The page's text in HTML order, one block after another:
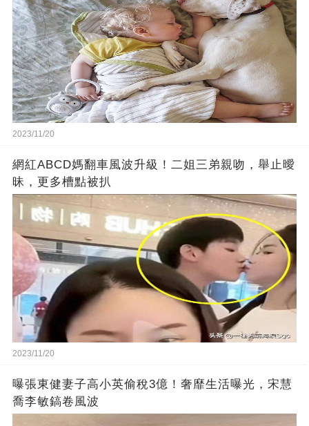
2023/11/20
網紅ABCD媽翻車風波升級！二姐三弟親吻，舉止曖
昧，更多槽點被扒
2023/11/20
曝張東健妻子高小英偷稅3億！奢靡生活曝光，宋慧
喬李敏鎬卷風波